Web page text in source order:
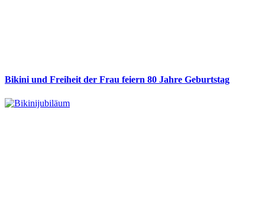
Bikini und Freiheit der Frau feiern 80 Jahre Geburtstag